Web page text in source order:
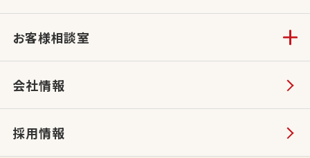
お客様相談室
会社情報
採用情報